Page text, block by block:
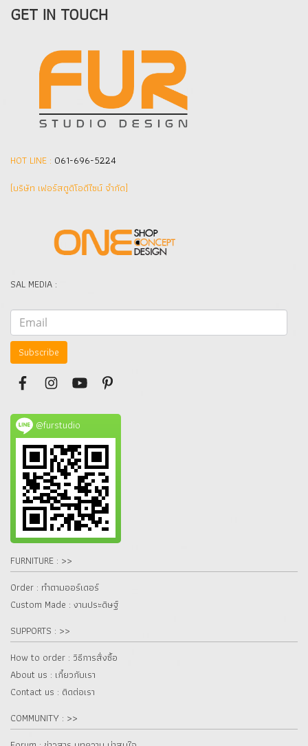
GET IN TOUCH
HOT LINE : 061-696-5224
(บริษัท เฟอร์สตูดิโอดีไซน์ จำกัด]
SAL MEDIA :
Subscribe
@furstudio
FURNITURE : >>
Order : ทำตามออร์เดอร์
Custom Made : งานประดิษฐ์
SUPPORTS : >>
How to order : วิธีการสั่งซื้อ
About us : เกี๋ยวกับเรา
Contact us : ติดต่อเรา
COMMUNITY : >>